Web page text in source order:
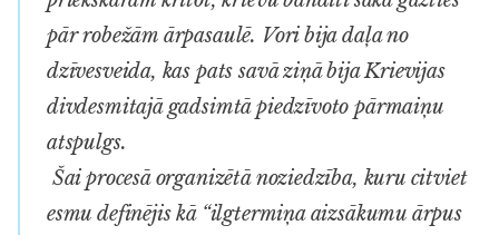
pār robežām ārpasaulē. Voribija daļa no
dzīvesveida, kas pats savā ziņā bija Krievijas
divdesmitajā gadsimtā piedzīvoto pārmaiņu
atspulgs.
Šai procesā organizētā noziedzība, kuru citviet
esmu definējis kā “ilgtermiņa aizsākumu ārpus